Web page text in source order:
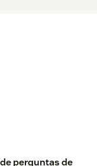
perguntas de